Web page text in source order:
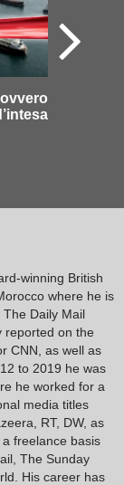
winning British
where he is
Daily Mail
reported on the
CNN, as well as
to 2019 he was
he worked for a
media titles
RT, DW, as
freelance basis
The Sunday
His career has